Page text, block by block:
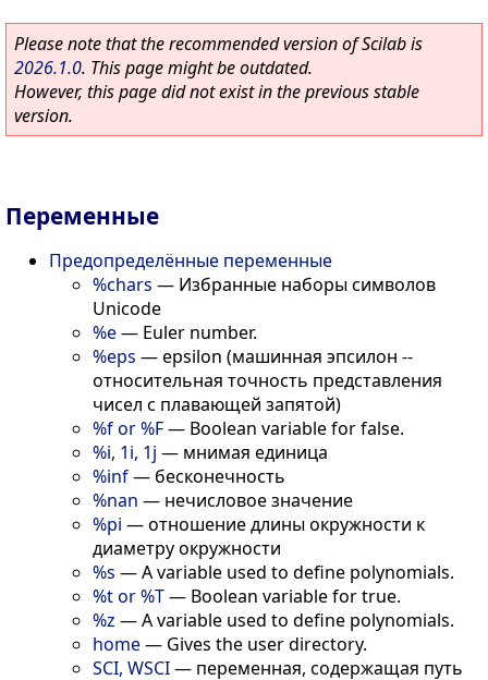
Please note that the recommended version of Scilab is
2026.1.0. This page might be outdated.
However, this page did not exist in the previous stable
version.
Переменные
Предопределённые переменные
%chars — Избранные наборы символов
Unicode
%e— Euler number.
%eps —epsilon (машинная эпсилон --
относительная точность представления
чисел с плавающей запятой)
%f or %F— Boolean variable for false.
%i, 1i, 1j — мнимая единица
%inf— бесконечность
%nan — нечисловое значение
%pi —отношение длины окружности к
диаметру окружности
%s —A variable used to define polynomials.
%t or %T— Boolean variable for true.
%z —A variable used to define polynomials.
home— Gives the user directory.
SCI, WSCI— переменная, содержащая путь